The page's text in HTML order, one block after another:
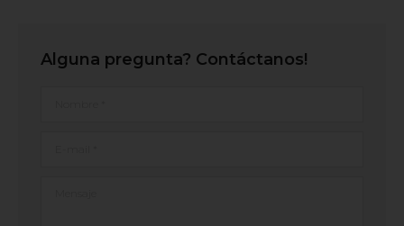
Alguna pregunta? Contáctanos!